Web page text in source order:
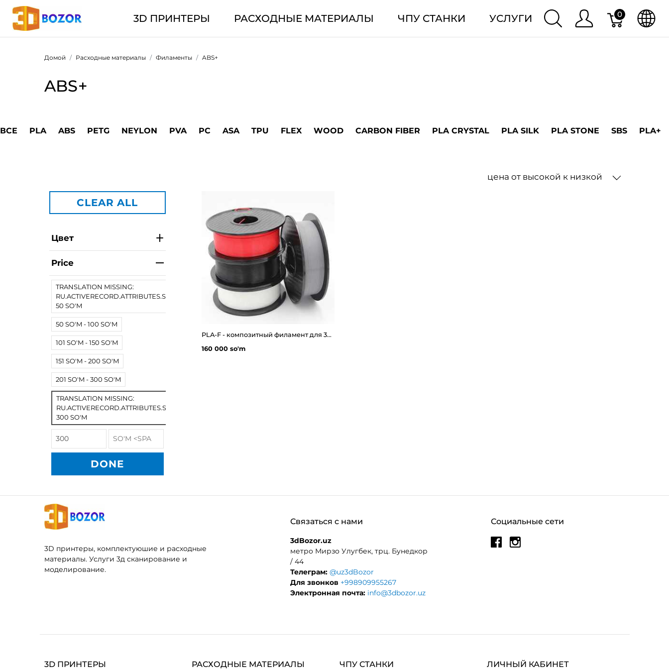
3D ПРИНТЕРЫ РАСХОДНЫЕ МАТЕРИАЛЫ ЧПУ СТАНКИ УСЛУГИ 0
Домой Расходные материалы Филаменты ABS+
ABS+
ВСЕ PLA ABS PETG NEYLON PVA PC ASA TPU FLEX WOOD CARBON FIBER PLA CRYSTAL PLA SILK PLA STONE SBS PLA+
цена от высокой к низкой
CLEAR ALL
Цвет
Price
TRANSLATION MISSING:
RU.ACTIVERECORD.ATTRIBUTES.SPREE/PRODUCT.LESS_THAN
50 SO'M
50 SO'M - 100 SO'M
101 SO'M - 150 SO'M
151 SO'M - 200 SO'M
201 SO'M - 300 SO'M
TRANSLATION MISSING:
RU.ACTIVERECORD.ATTRIBUTES.SPREE/PRODUCT.MORE_THAN
300 SO'M
DONE
PLA-F - композитный филамент для 3д принтера 1.0 кг
160 000 so'm
3D принтеры, комплектуюшие и расходные
материалы. Услуги 3д сканирование и
моделирование.
Социальные сети
Связаться с нами
3dBozor.uz
метро Мирзо Улугбек, трц. Бунедкор
/ 44
Телеграм: @uz3dBozor
Для звонков +998909955267
Электронная почта: info@3dbozor.uz
3D ПРИНТЕРЫ РАСХОДНЫЕ МАТЕРИАЛЫ ЧПУ СТАНКИ ЛИЧНЫЙ КАБИНЕТ